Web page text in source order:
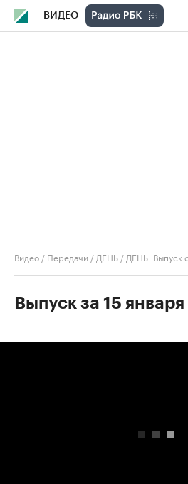
ВИДЕО
Видео / Передачи / ДЕНЬ / ДЕНЬ. Выпуск
Выпуск за 15 января